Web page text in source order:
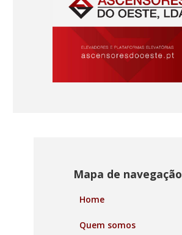
Mapa de navegação
Home
Quem somos